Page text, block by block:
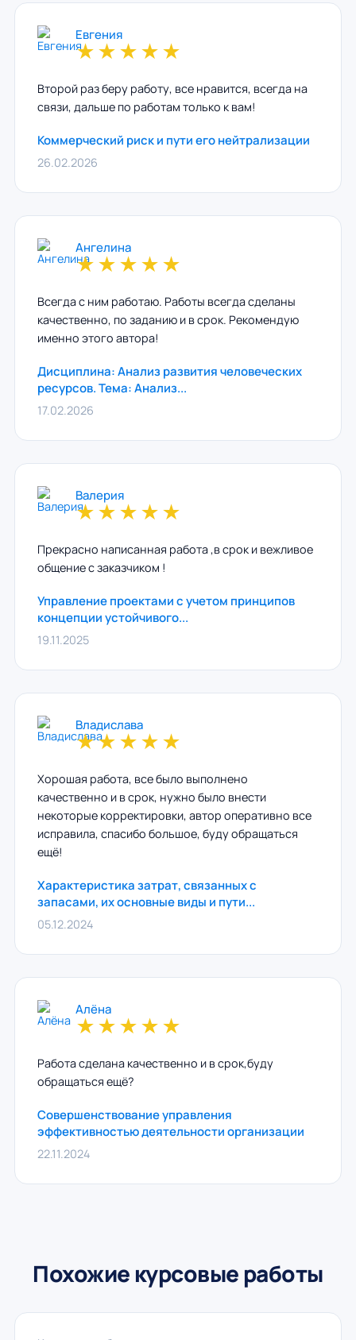
Евгения
★★★★★
Второй раз беру работу, все нравится, всегда на
связи, дальше по работам только к вам!
Коммерческий риск и пути его нейтрализации
26.02.2026
Ангелина
★★★★★
Всегда с ним работаю. Работы всегда сделаны
качественно, по заданию и в срок. Рекомендую
именно этого автора!
Дисциплина: Анализ развития человеческих
ресурсов. Тема: Анализ...
17.02.2026
Валерия
★★★★★
Прекрасно написанная работа ,в срок и вежливое
общение с заказчиком !
Управление проектами с учетом принципов
концепции устойчивого...
19.11.2025
Владислава
★★★★★
Хорошая работа, все было выполнено
качественно и в срок, нужно было внести
некоторые корректировки, автор оперативно все
исправила, спасибо большое, буду обращаться
ещё!
Характеристика затрат, связанных с
запасами, их основные виды и пути...
05.12.2024
Алёна
★★★★★
Работа сделана качественно и в срок,буду
обращаться ещё?
Совершенствование управления
эффективностью деятельности организации
22.11.2024
Похожие курсовые работы